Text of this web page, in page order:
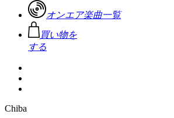
オンエア楽曲一覧
買い物を
する
Chiba